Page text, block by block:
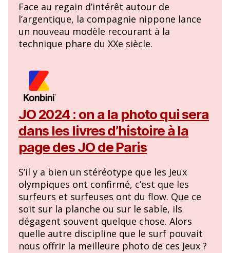
Face au regain d’intérêt autour de
l’argentique, la compagnie nippone lance
un nouveau modèle recourant à la
technique phare du XXe siècle.
JO 2024 : on a la photo qui sera
dans les livres d’histoire à la
page des JO de Paris
S’il y a bien un stéréotype que les Jeux
olympiques ont confirmé, c’est que les
surfeurs et surfeuses ont du flow. Que ce
soit sur la planche ou sur le sable, ils
dégagent souvent quelque chose. Alors
quelle autre discipline que le surf pouvait
nous offrir la meilleure photo de ces Jeux ?